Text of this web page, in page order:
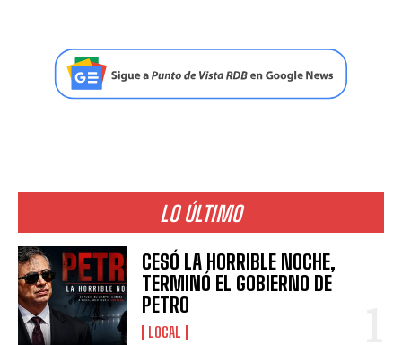
LO ÚLTIMO
CESÓ LA HORRIBLE NOCHE,
TERMINÓ EL GOBIERNO DE
PETRO
LOCAL